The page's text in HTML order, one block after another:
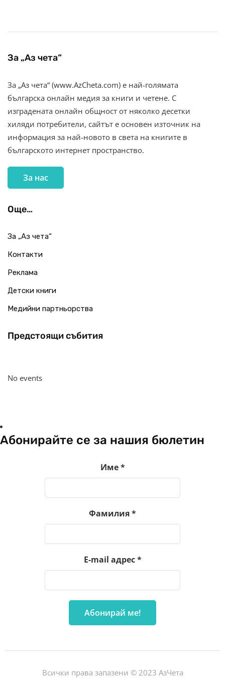
За „Аз чета“
За „Аз чета“ (www.AzCheta.com) е най-голямата
българска онлайн медия за книги и четене. С
изградената онлайн общност от няколко десетки
хиляди потребители, сайтът е основен източник на
информация за най-новото в света на книгите в
българското интернет пространство.
За нас
Още…
За „Аз чета“
Контакти
Реклама
Детски книги
Медийни партньорства
Предстоящи събития
No events
Абонирайте се за нашия бюлетин
Име*
Фамилия*
E-mail адрес*
Всички права запазени © 2023 АзЧета